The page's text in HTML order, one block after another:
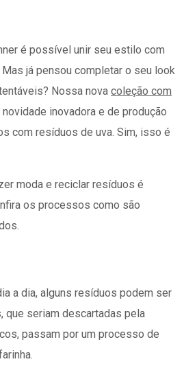
é possível unir seu estilo com
já pensou completar o seu look
Nossa nova coleção com
inovadora e de produção
com resíduos de uva. Sim, isso é
moda e reciclar resíduos é
os processos como são
a dia, alguns resíduos podem ser
que seriam descartadas pela
passam por um processo de